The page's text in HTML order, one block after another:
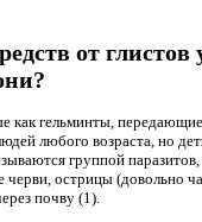
от глистов
как гельминты,
любого возраста, но
группой паразитов,
черви, острицы (довольно
почву (1).